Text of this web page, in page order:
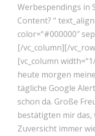
Werbespendings in
Content? “
color=“#000000″
[/vc_column][/
[vc_column
heute morgen
tägliche Google
schon da. Große
bestätigten mir das,
Zuversicht immer